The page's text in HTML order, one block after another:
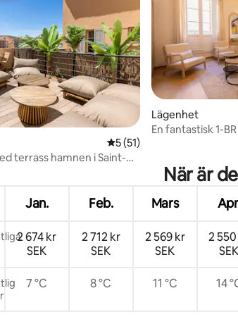
5 av 5 i genomsnittligt
5 (51)
terrass hamnen i Saint-
Lägenhet
En fantastisk 1-
När är
Jan. Feb. Mars
2 674 kr
SEK
2 712 kr
SEK
2 569 kr
SEK
2
SEK
7 °C 8 °C 11 °C 14